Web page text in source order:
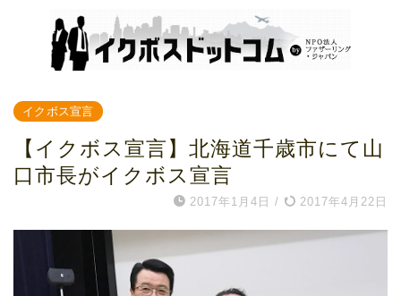
イクボス宣言
【イクボス宣言】北海道千歳市にて山
口市長がイクボス宣言
2017年1月4日 / 2017年4月22日